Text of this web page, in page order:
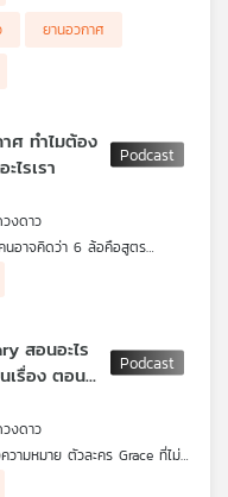
ยานอวกาศ
าศ ทำไมต้อง
ไรเรา
จากดวงดาว
คนอาจคิดว่า 6 ล้อคือสูตร
บให้เหมาะกับพื้นผิว ภารกิจ น้ำ
ละพื้นขรุขระได้โดยไม่ต้องใช้
ร์ไม่ได้ดีเพราะมีล้อเยอะกว่า แต่
สอนอะไร
เรื่อง ตอนที่
จากดวงดาว
ามหมาย ตัวละคร Grace ที่ไม่